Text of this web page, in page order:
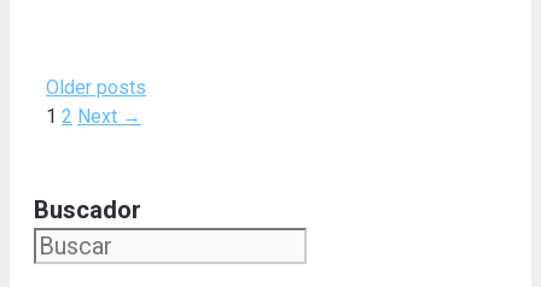
Older posts
Page
1 Page
2 Next →
Buscador